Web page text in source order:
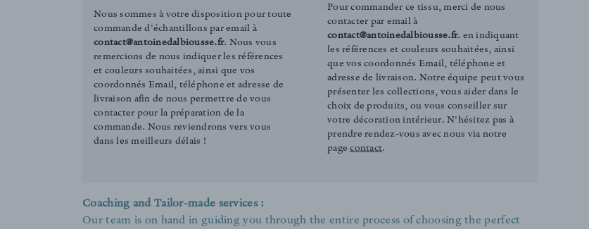
Nous sommes à votre disposition pour toute
commande d'échantillons par email à
contact@antoinedalbiousse.fr. Nous vous
remercions de nous indiquer les références
et couleurs souhaitées, ainsi que vos
coordonnés Email, téléphone et adresse de
livraison afin de nous permettre de vous
contacter pour la préparation de la
commande. Nous reviendrons vers vous
dans les meilleurs délais !
Pour commander ce tissu, merci de nous
contacter par email à
contact@antoinedalbiousse.fr. en indiquant
les références et couleurs souhaitées, ainsi
que vos coordonnés Email, téléphone et
adresse de livraison. Notre équipe peut vous
présenter les collections, vous aider dans le
choix de produits, ou vous conseiller sur
votre décoration intérieur. N'hésitez pas à
prendre rendez-vous avec nous via notre
pagecontact.
Coaching and Tailor-made services :
Our team is on hand in guiding you through the entire process of choosing the perfect